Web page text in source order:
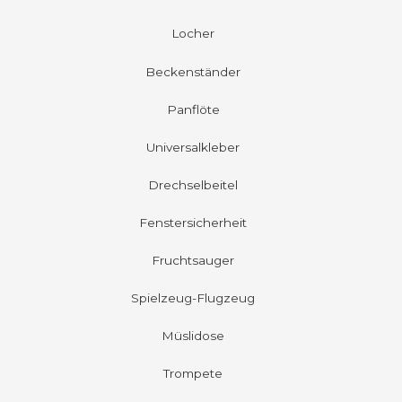
Locher
Beckenständer
Panflöte
Universalkleber
Drechselbeitel
Fenstersicherheit
Fruchtsauger
Spielzeug-Flugzeug
Müslidose
Trompete